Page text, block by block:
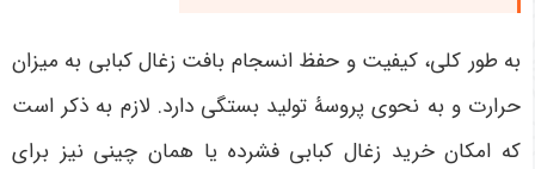
به طور کلی، کیفیت و حفظ انسجام بافت زغال کبابی به میزان
حرارت و به نحوی پروسۀ تولید بستگی دارد. لازم به ذکر است
که امکان خرید زغال کبابی فشرده یا همان چینی نیز برای